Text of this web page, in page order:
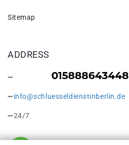
Sitemap
ADDRESS
info@schluesseldienstinberlin.de
24/7